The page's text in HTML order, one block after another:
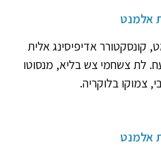
אלמנט
קונסקטורר אדיפיסינג אלית
לת צשחמי צש בליא, מנסוטו
צמוקו בלוקריה.
אלמנט